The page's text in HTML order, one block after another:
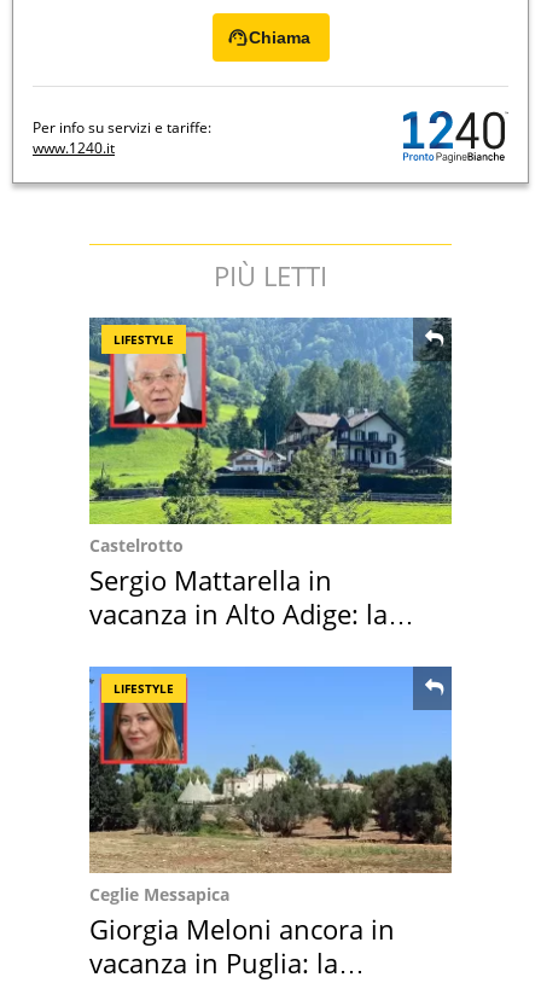
Chiama
Per info su servizi e tariffe:
www.1240.it
PIÙ LETTI
LIFESTYLE
Castelrotto
Sergio Mattarella in
vacanza in Alto Adige: la
LIFESTYLE
Ceglie Messapica
Giorgia Meloni ancora in
vacanza in Puglia: la